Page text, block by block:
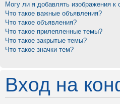
Могу ли я добавлять изображения к
Что такое важные объявления?
Что такое объявления?
Что такое прилепленные темы?
Что такое закрытые темы?
Что такое значки тем?
Вход на